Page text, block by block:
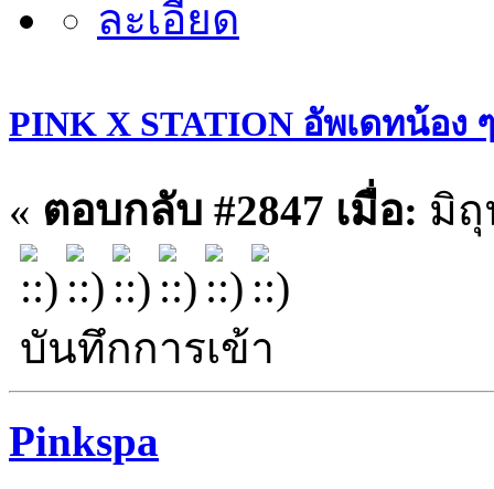
PINK X STATION อัพเดทน้อง
« ตอบกลับ #2847 เมื่อ: มิถุ
บันทึกการเข้า
Pinkspa